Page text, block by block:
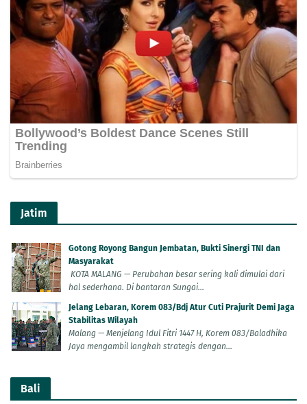
Jatim
Gotong Royong Bangun Jembatan, Bukti Sinergi TNI dan
Masyarakat
KOTA MALANG — Perubahan besar sering kali dimulai dari
hal sederhana. Di bantaran Sungai...
Jelang Lebaran, Korem 083/Bdj Atur Cuti Prajurit Demi Jaga
Stabilitas Wilayah
Malang — Menjelang Idul Fitri 1447 H, Korem 083/Baladhika
Jaya mengambil langkah strategis dengan...
Bali